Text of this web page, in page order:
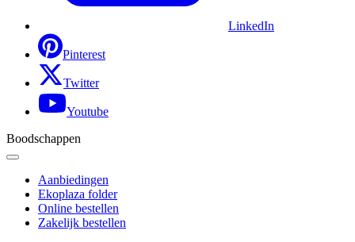
LinkedIn
Pinterest
Twitter
Youtube
Boodschappen
Aanbiedingen
Ekoplaza folder
Online bestellen
Zakelijk bestellen